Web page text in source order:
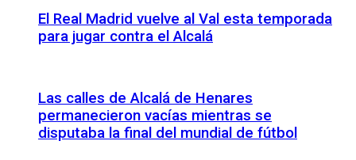
El Real Madrid vuelve al Val esta temporada
para jugar contra el Alcalá
Las calles de Alcalá de Henares
permanecieron vacías mientras se
disputaba la final del mundial de fútbol